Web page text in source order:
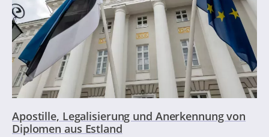
Apostille, Legalisierung und Anerkennung von
Diplomen aus Estland